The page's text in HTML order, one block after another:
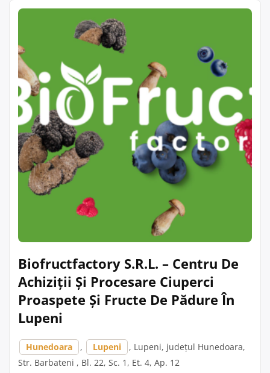
Biofructfactory S.R.L. – Centru De
Achiziții Și Procesare Ciuperci
Proaspete Și Fructe De Pădure În
Lupeni
Hunedoara , Lupeni
, Lupeni, județul Hunedoara,
Str. Barbateni , Bl. 22, Sc. 1, Et. 4, Ap. 12